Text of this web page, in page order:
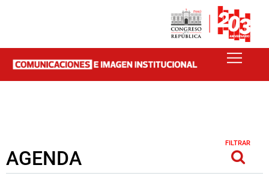
AGENDA
FILTRAR